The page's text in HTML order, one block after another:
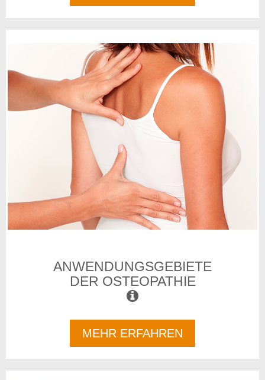
ANWENDUNGSGEBIETE
DER OSTEOPATHIE
MEHR ERFAHREN